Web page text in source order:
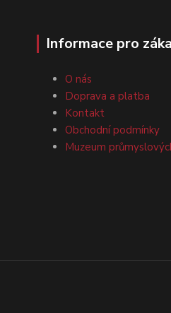
Informace pro
O nás
Doprava a platba
Kontakt
Obchodní podmínky
Muzeum